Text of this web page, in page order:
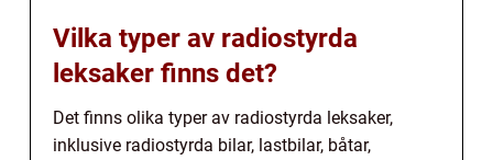
Vilka typer av radiostyrda
leksaker finns det?
Det finns olika typer av radiostyrda leksaker,
inklusive radiostyrda bilar, lastbilar, båtar,